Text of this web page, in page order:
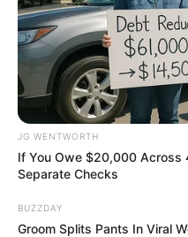
Unveiling Hypocrisy: 15
Condemns!
BRAINBERRIES
JG WENTWORTH
If You Owe $20,000 Across
Separate Checks
BUZZDAY
Groom Splits Pants In Viral